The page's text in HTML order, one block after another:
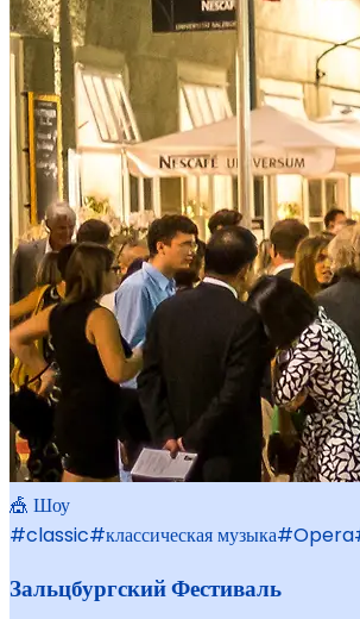
🎪 Шоу
#classic#классическая музыка#Opera
Зальцбургский Фестиваль